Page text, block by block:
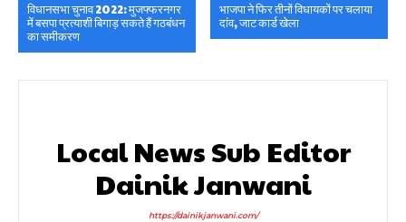
विधानसभा चुनाव 2022: मुजफ्फरनगर
में बसपा प्रत्याशी बिगाड़ सकते हैं गठबंधन
का समीकरण
भाजपा ने फिर तीनों विधायकों पर चलाया
दांव, जाट कार्ड खेला
Local News Sub Editor
Dainik Janwani
https://dainikjanwani.com/